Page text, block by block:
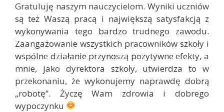
Gratuluję naszym nauczycielom. Wyniki uczniów
są też Waszą pracą i największą satysfakcją z
wykonywania tego bardzo trudnego zawodu.
Zaangażowanie wszystkich pracowników szkoły i
wspólne działanie przynoszą pozytywne efekty, a
mnie, jako dyrektora szkoły, utwierdza to w
przekonaniu, że wykonujemy naprawdę dobrą
„robotę”. Życzę Wam zdrowia i dobrego
wypoczynku